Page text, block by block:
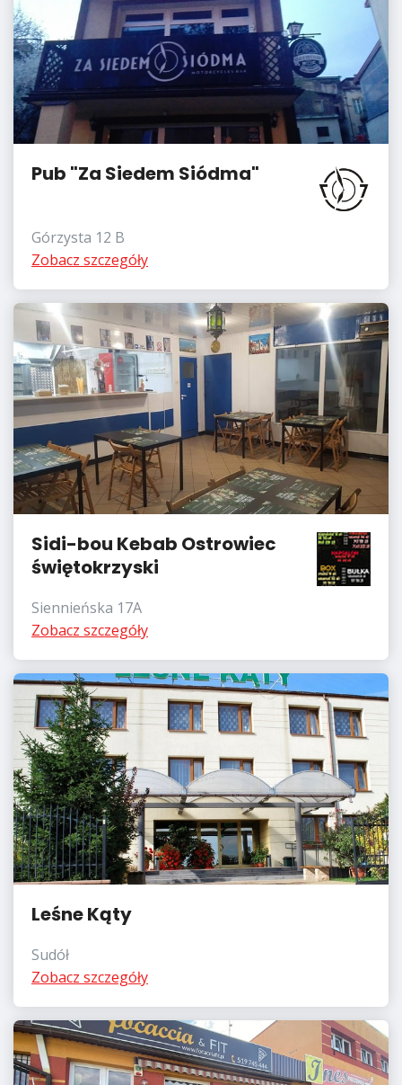
Pub "Za Siedem Siódma"
Górzysta 12 B
Zobacz szczegóły
Sidi-bou Kebab Ostrowiec
świętokrzyski
Siennieńska 17A
Zobacz szczegóły
Leśne Kąty
Sudół
Zobacz szczegóły